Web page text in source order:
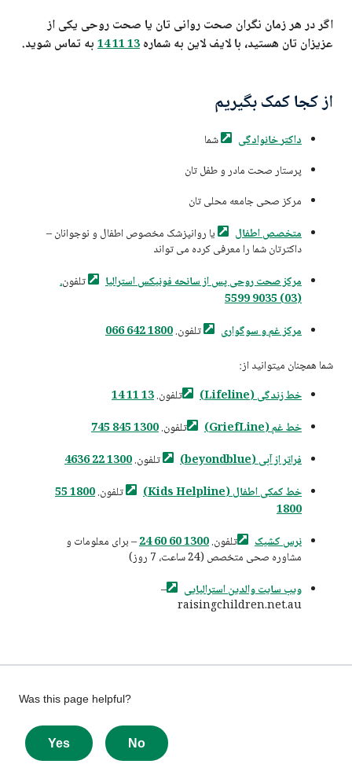
اگر در هر زمان نگران صحت روانی تان یا صحت روحی یکی از
عزیزان تان هستید، با لایف لاین به شماره 13 11 14 به تماس شوید.
از کجا کمک بگیریم
داکترخانوادگی
شما
پرستار صحت مادر و طفل تان
مرکز صحی جامعه محلی تان
متخصصاطفال
یا روانپزشک مخصوص اطفال و نوجوانان –
داکترتان شما را معرفی کرده می تواند
مرکز صحت روحی پس از سانحه فونیکساسترالیا تلفون.
(03) 9035 5599
مرکز غم وسوگواری تلفون.1800 642 066
شما همچنان میتوانید از:
خط زندگی(Lifeline) تلفون.13 11 14
خط غم(GriefLine) تلفون.1300 845 745
فراتر از آبی(beyondblue) تلفون.1300 22 4636
خط کمکی اطفال(Kids Helpline) تلفون.
1800 55
1800
نرسکشیک تلفون.1300 60 60 24
– برای معلومات و
مشاوره صحی متخصص (24 ساعت، 7 روز)
ویب سایت والدیناسترالیایی
–
raisingchildren.net.au
Give
feedback
about
this
Was this page helpful?
Yes No